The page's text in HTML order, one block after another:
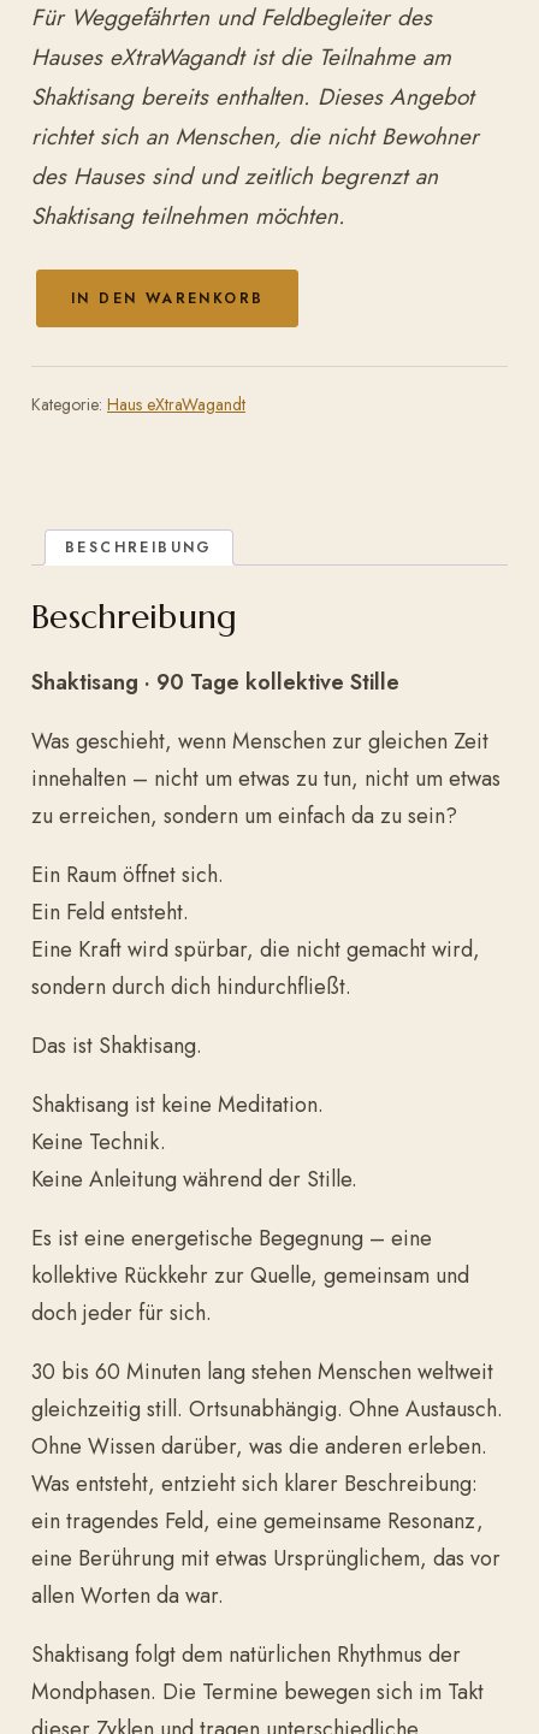
Für Weggefährten und Feldbegleiter des
Hauses eXtraWagandt ist die Teilnahme am
Shaktisang bereits enthalten. Dieses Angebot
richtet sich an Menschen, die nicht Bewohner
des Hauses sind und zeitlich begrenzt an
Shaktisang teilnehmen möchten.
Shaktisang
Tage-
Menge
IN DEN WARENKORB
Kategorie: Haus eXtraWagandt
BESCHREIBUNG
Beschreibung
Shaktisang · 90 Tage kollektive Stille
Was geschieht, wenn Menschen zur gleichen Zeit
innehalten – nicht um etwas zu tun, nicht um etwas
zu erreichen, sondern um einfach da zu sein?
Ein Raum öffnet sich.
Ein Feld entsteht.
Eine Kraft wird spürbar, die nicht gemacht wird,
sondern durch dich hindurchfließt.
Das ist Shaktisang.
Shaktisang ist keine Meditation.
Keine Technik.
Keine Anleitung während der Stille.
Es ist eine energetische Begegnung – eine
kollektive Rückkehr zur Quelle, gemeinsam und
doch jeder für sich.
30 bis 60 Minuten lang stehen Menschen weltweit
gleichzeitig still. Ortsunabhängig. Ohne Austausch.
Ohne Wissen darüber, was die anderen erleben.
Was entsteht, entzieht sich klarer Beschreibung:
ein tragendes Feld, eine gemeinsame Resonanz,
eine Berührung mit etwas Ursprünglichem, das vor
allen Worten da war.
Shaktisang folgt dem natürlichen Rhythmus der
Mondphasen. Die Termine bewegen sich im Takt